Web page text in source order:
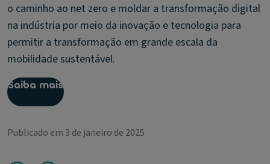
o caminho ao net zero e moldar a transformação digital
na indústria por meio da inovação e tecnologia para
permitir a transformação em grande escala da
mobilidade sustentável.
Saiba mais
Publicado em 3 de janeiro de 2025